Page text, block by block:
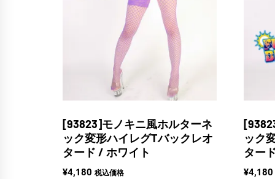
[93823]モノキニ風ホルターネ
ック変形ハイレグTバックレオ
タード / ホワイト
¥4,180 税込価格
ック
ター
¥4,180